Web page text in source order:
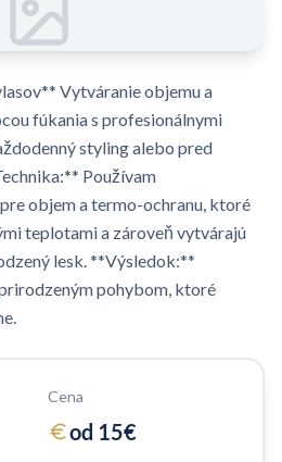
Vytváranie objemu a
fúkania s profesionálnymi
styling alebo pred
Používam
objem a termo-ochranu, ktoré
teplotami a zároveň vytvárajú
lesk. **Výsledok:**
pohybom, ktoré
Cena
od 15€